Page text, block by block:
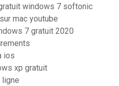
windows 7 softonic
mac youtube
7 gratuit 2020
ios
xp gratuit